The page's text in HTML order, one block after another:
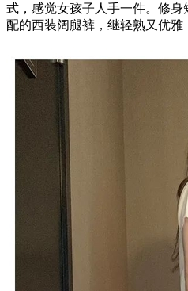
式，感觉女孩子人手一件。修
配的西装阔腿裤，继轻熟又优